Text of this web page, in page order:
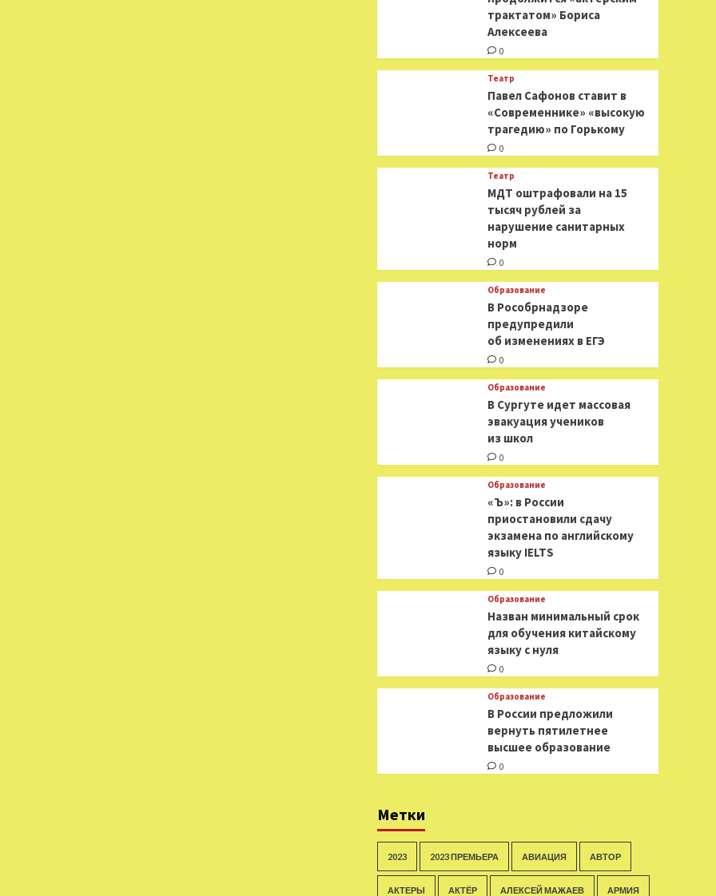
трактатом» Бориса
Алексеева
0
Театр
Павел Сафонов ставит в
«Современнике» «высокую
трагедию» по Горькому
0
Театр
МДТ оштрафовали на 15
тысяч рублей за
нарушение санитарных
норм
0
Образование
В Рособрнадзоре
предупредили
об изменениях в ЕГЭ
0
Образование
В Сургуте идет массовая
эвакуация учеников
из школ
0
Образование
«Ъ»: в России
приостановили сдачу
экзамена по английскому
языку IELTS
0
Образование
Назван минимальный срок
для обучения китайскому
языку с нуля
0
Образование
В России предложили
вернуть пятилетнее
высшее образование
0
Метки
2023 2023 ПРЕМЬЕРА АВИАЦИЯ АВТОР
АКТЕРЫ АКТЁР АЛЕКСЕЙ МАЖАЕВ АРМИЯ